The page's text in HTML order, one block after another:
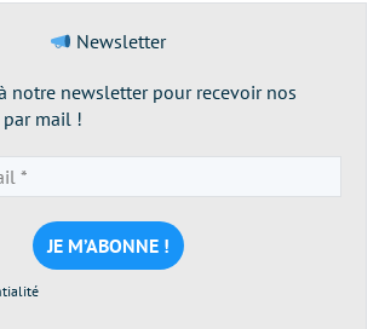
Newsletter
notre newsletter pour recevoir nos
mail !
e-
mail
*